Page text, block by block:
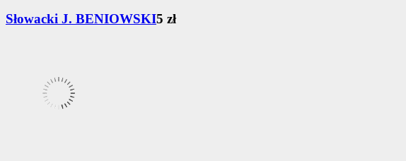
Słowacki J. BENIOWSKI5 zł